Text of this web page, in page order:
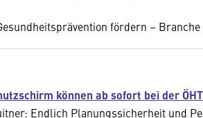
fördern –
können ab sofort bei der
Endlich Planungssicherheit und